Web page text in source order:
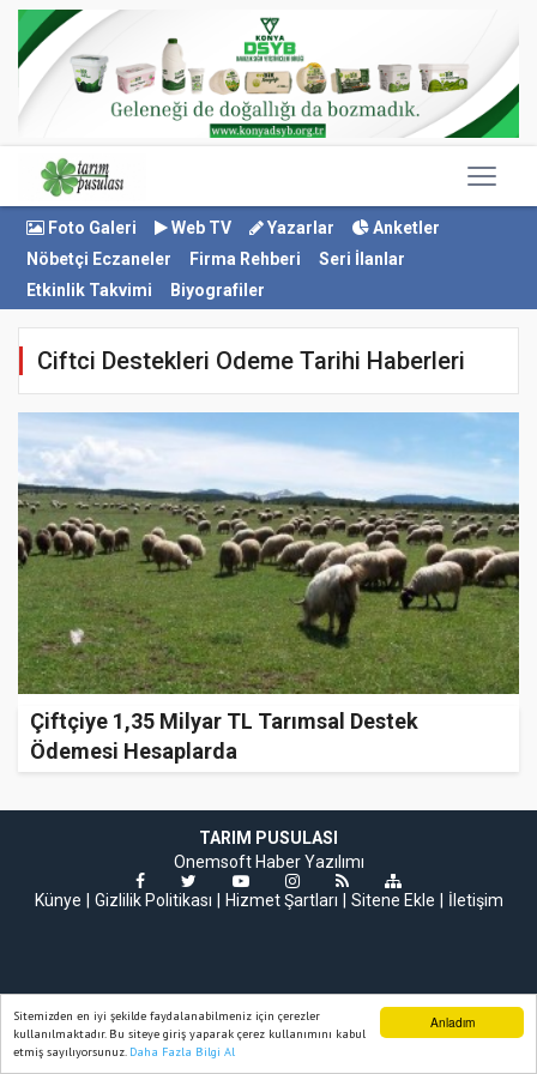
Anladım
Sitemizden en iyi şekilde faydalanabilmeniz için çerezler
kullanılmaktadır. Bu siteye giriş yaparak çerez kullanımını kabul
etmiş sayılıyorsunuz. Daha Fazla Bilgi Al
Foto Galeri Web TV Yazarlar
Anketler
Nöbetçi Eczaneler
Firma Rehberi
Seri İlanlar
Etkinlik Takvimi
Biyografiler
Ciftci Destekleri Odeme Tarihi Haberleri
Çiftçiye 1,35 Milyar TL Tarımsal Destek
Ödemesi Hesaplarda
TARIM PUSULASI
Onemsoft Haber Yazılımı
Künye
Gizlilik Politikası Hizmet Şartları Sitene Ekle İletişim
Ana Sayfa Web TV